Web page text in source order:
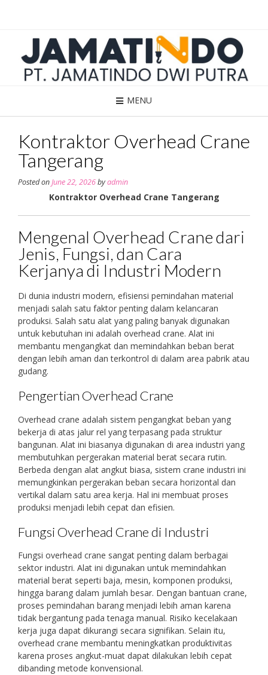
MENU
Kontraktor Overhead Crane
Tangerang
Posted onJune 22, 2026byadmin
Kontraktor Overhead Crane Tangerang
Mengenal Overhead Crane dari
Jenis, Fungsi, dan Cara
Kerjanya di Industri Modern
Di dunia industri modern, efisiensi pemindahan material
menjadi salah satu faktor penting dalam kelancaran
produksi. Salah satu alat yang paling banyak digunakan
untuk kebutuhan ini adalah overhead crane. Alat ini
membantu mengangkat dan memindahkan beban berat
dengan lebih aman dan terkontrol di dalam area pabrik atau
gudang.
Pengertian Overhead Crane
Overhead crane adalah sistem pengangkat beban yang
bekerja di atas jalur rel yang terpasang pada struktur
bangunan. Alat ini biasanya digunakan di area industri yang
membutuhkan pergerakan material berat secara rutin.
Berbeda dengan alat angkut biasa, sistem crane industri ini
memungkinkan pergerakan beban secara horizontal dan
vertikal dalam satu area kerja. Hal ini membuat proses
produksi menjadi lebih cepat dan efisien.
Fungsi Overhead Crane di Industri
Fungsi overhead crane sangat penting dalam berbagai
sektor industri. Alat ini digunakan untuk memindahkan
material berat seperti baja, mesin, komponen produksi,
hingga barang dalam jumlah besar. Dengan bantuan crane,
proses pemindahan barang menjadi lebih aman karena
tidak bergantung pada tenaga manual. Risiko kecelakaan
kerja juga dapat dikurangi secara signifikan. Selain itu,
overhead crane membantu meningkatkan produktivitas
karena proses angkut-muat dapat dilakukan lebih cepat
dibanding metode konvensional.